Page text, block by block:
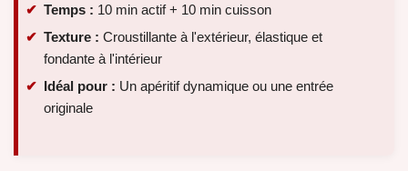
Temps : 10 min actif + 10 min cuisson
Texture : Croustillante à l'extérieur, élastique et
fondante à l'intérieur
Idéal pour : Un apéritif dynamique ou une entrée
originale